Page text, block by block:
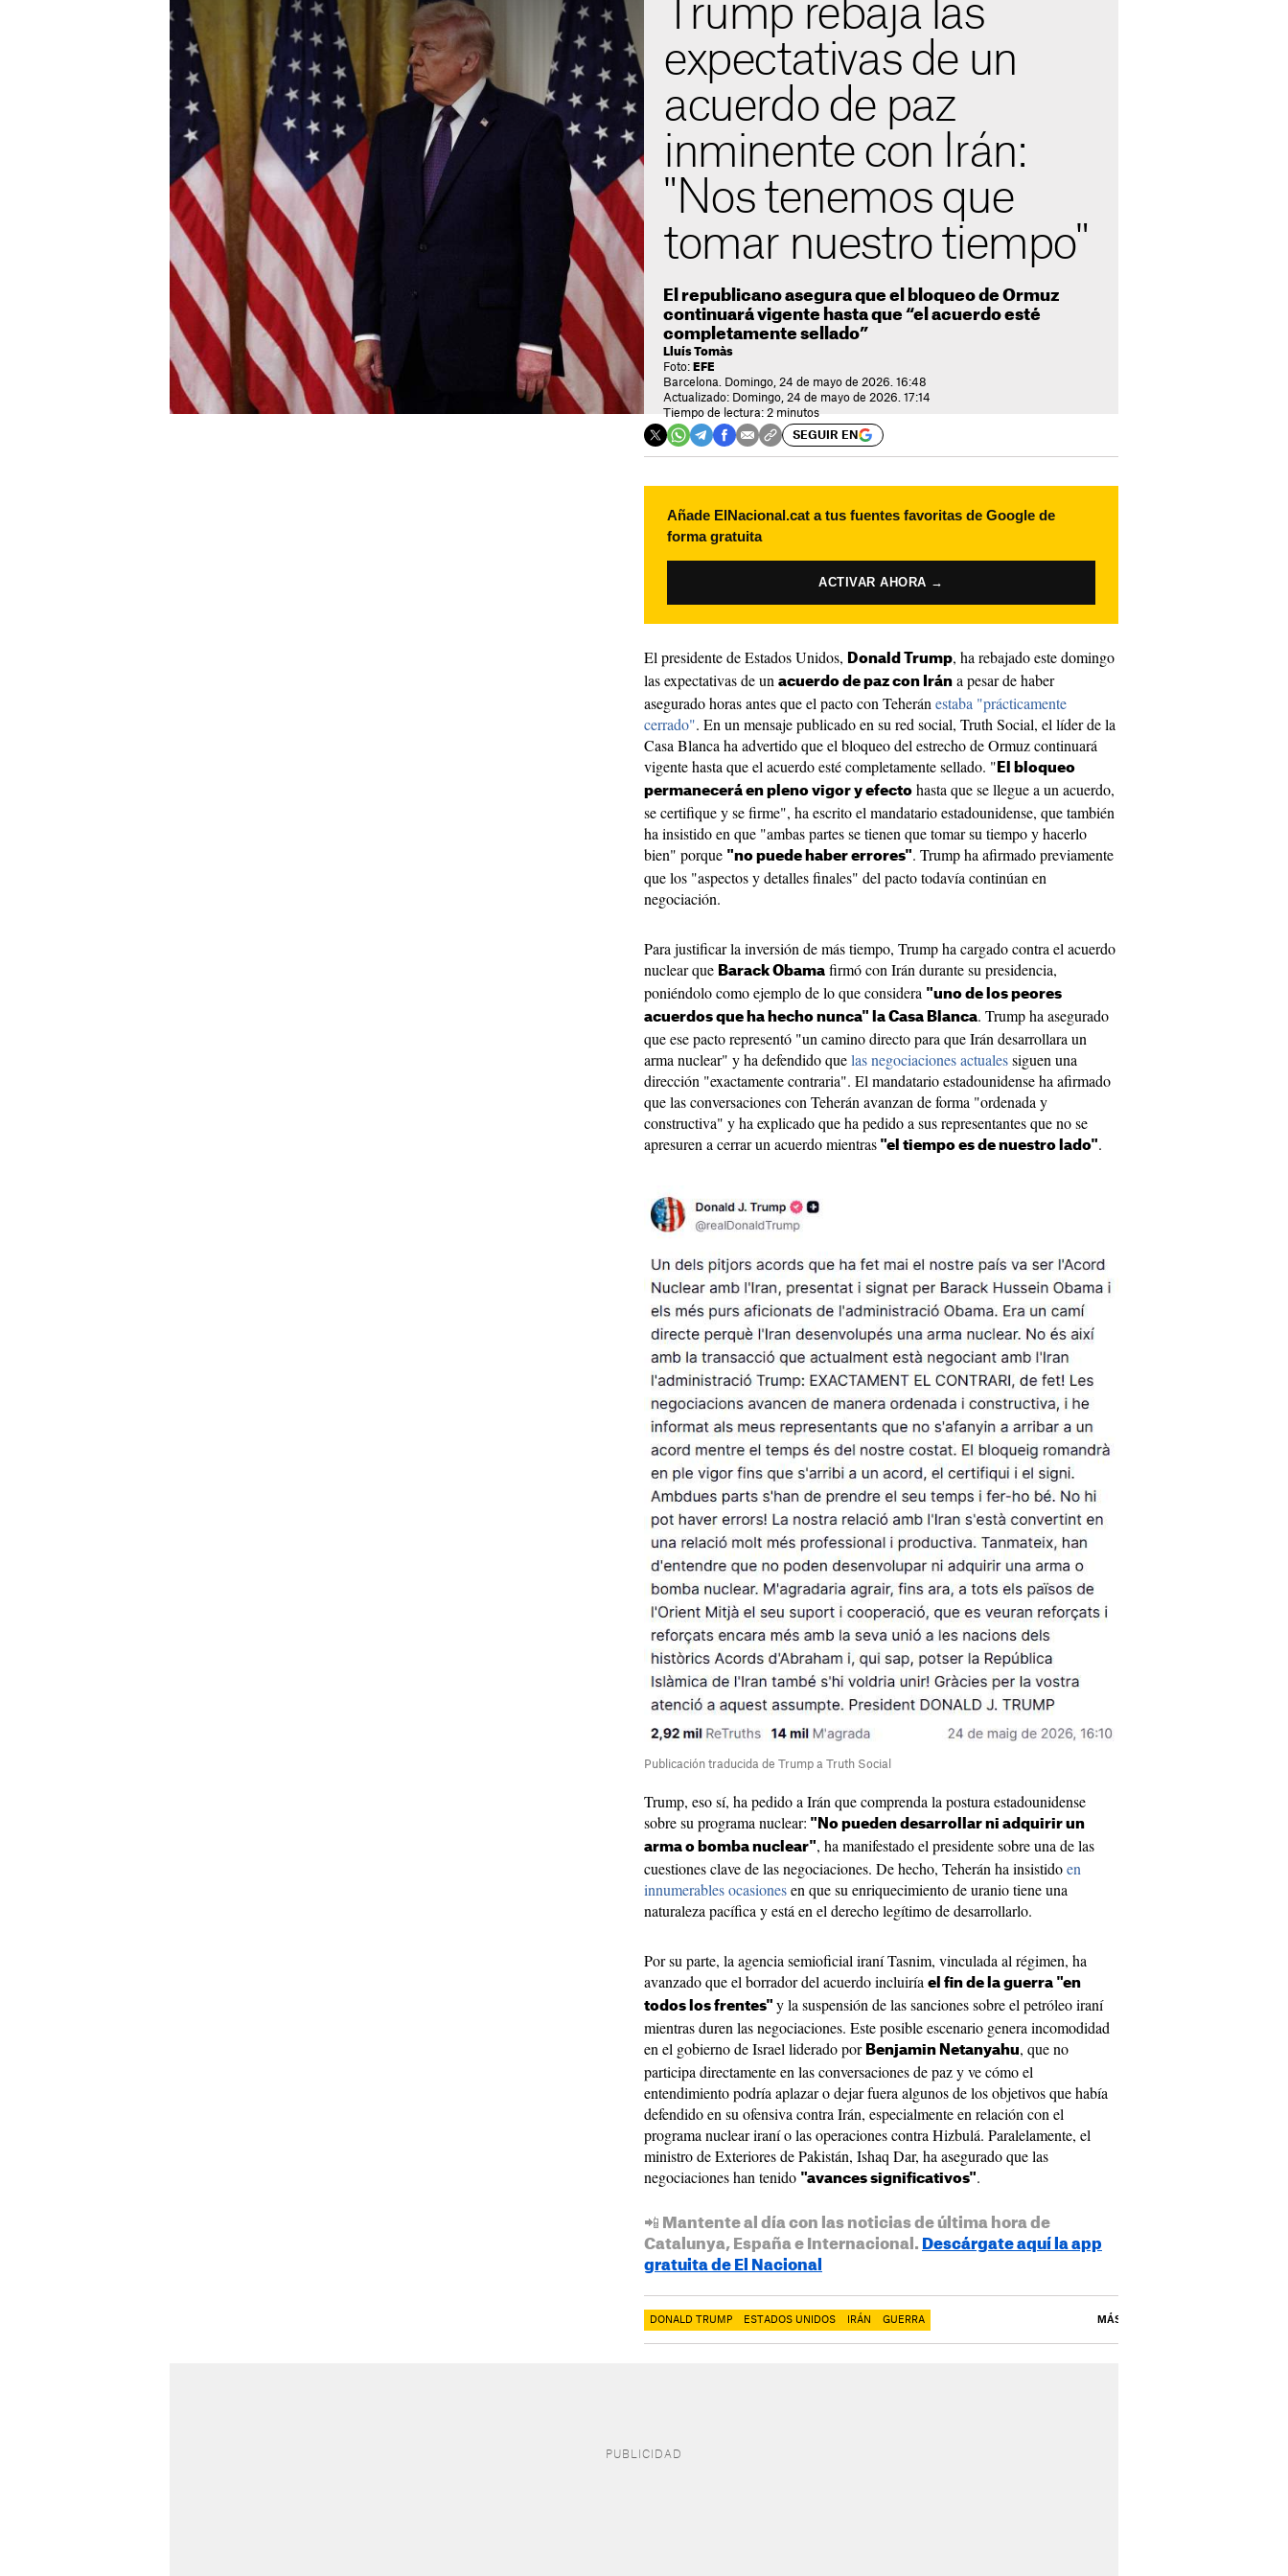
Trump rebaja las
expectativas de un
acuerdo de paz
inminente con Irán:
"Nos tenemos que
tomar nuestro tiempo"
El republicano asegura que el bloqueo de Ormuz
continuará vigente hasta que “el acuerdo esté
completamente sellado”
Lluís Tomàs
Foto: EFE
Barcelona. Domingo, 24 de mayo de 2026. 16:48
Actualizado: Domingo, 24 de mayo de 2026. 17:14
Tiempo de lectura: 2 minutos
SEGUIR EN
Añade ElNacional.cat a tus fuentes favoritas de Google de
forma gratuita
ACTIVAR AHORA →
El presidente de Estados Unidos, Donald Trump, ha rebajado este domingo
las expectativas de un acuerdo de paz con Irán a pesar de haber
asegurado horas antes que el pacto con Teherán estaba "prácticamente
cerrado". En un mensaje publicado en su red social, Truth Social, el líder de la
Casa Blanca ha advertido que el bloqueo del estrecho de Ormuz continuará
vigente hasta que el acuerdo esté completamente sellado. " El bloqueo
permanecerá en pleno vigor y efecto hasta que se llegue a un acuerdo,
se certifique y se firme", ha escrito el mandatario estadounidense, que también
ha insistido en que "ambas partes se tienen que tomar su tiempo y hacerlo
bien" porque "no puede haber errores". Trump ha afirmado previamente
que los "aspectos y detalles finales" del pacto todavía continúan en
negociación.
Para justificar la inversión de más tiempo, Trump ha cargado contra el acuerdo
nuclear que Barack Obama firmó con Irán durante su presidencia,
poniéndolo como ejemplo de lo que considera "uno de los peores
acuerdos que ha hecho nunca" la Casa Blanca. Trump ha asegurado
que ese pacto representó "un camino directo para que Irán desarrollara un
arma nuclear" y ha defendido quelas negociaciones actualessiguen una
dirección "exactamente contraria". El mandatario estadounidense ha afirmado
que las conversaciones con Teherán avanzan de forma "ordenada y
constructiva" y ha explicado que ha pedido a sus representantes que no se
apresuren a cerrar un acuerdo mientras "el tiempo es de nuestro lado".
Publicación traducida de Trump a Truth Social
Trump, eso sí, ha pedido a Irán que comprenda la postura estadounidense
sobre su programa nuclear: "No pueden desarrollar ni adquirir un
arma o bomba nuclear", ha manifestado el presidente sobre una de las
cuestiones clave de las negociaciones. De hecho, Teherán ha insistidoen
innumerables ocasionesen que su enriquecimiento de uranio tiene una
naturaleza pacífica y está en el derecho legítimo de desarrollarlo.
Por su parte, la agencia semioficial iraní Tasnim, vinculada al régimen, ha
avanzado que el borrador del acuerdo incluiría el fin de la guerra "en
todos los frentes" y la suspensión de las sanciones sobre el petróleo iraní
mientras duren las negociaciones. Este posible escenario genera incomodidad
en el gobierno de Israel liderado por Benjamin Netanyahu, que no
participa directamente en las conversaciones de paz y ve cómo el
entendimiento podría aplazar o dejar fuera algunos de los objetivos que había
defendido en su ofensiva contra Irán, especialmente en relación con el
programa nuclear iraní o las operaciones contra Hizbulá. Paralelamente, el
ministro de Exteriores de Pakistán, Ishaq Dar, ha asegurado que las
negociaciones han tenido "avances significativos".
📲 Mantente al día con las noticias de última hora de
Catalunya, España e Internacional. Descárgate aquí la app
gratuita de El Nacional
DONALD TRUMP ESTADOS UNIDOS IRÁN GUERRA MÁS